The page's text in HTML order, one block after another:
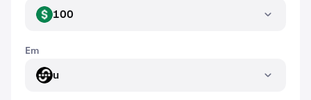
USD 100
Em
U u